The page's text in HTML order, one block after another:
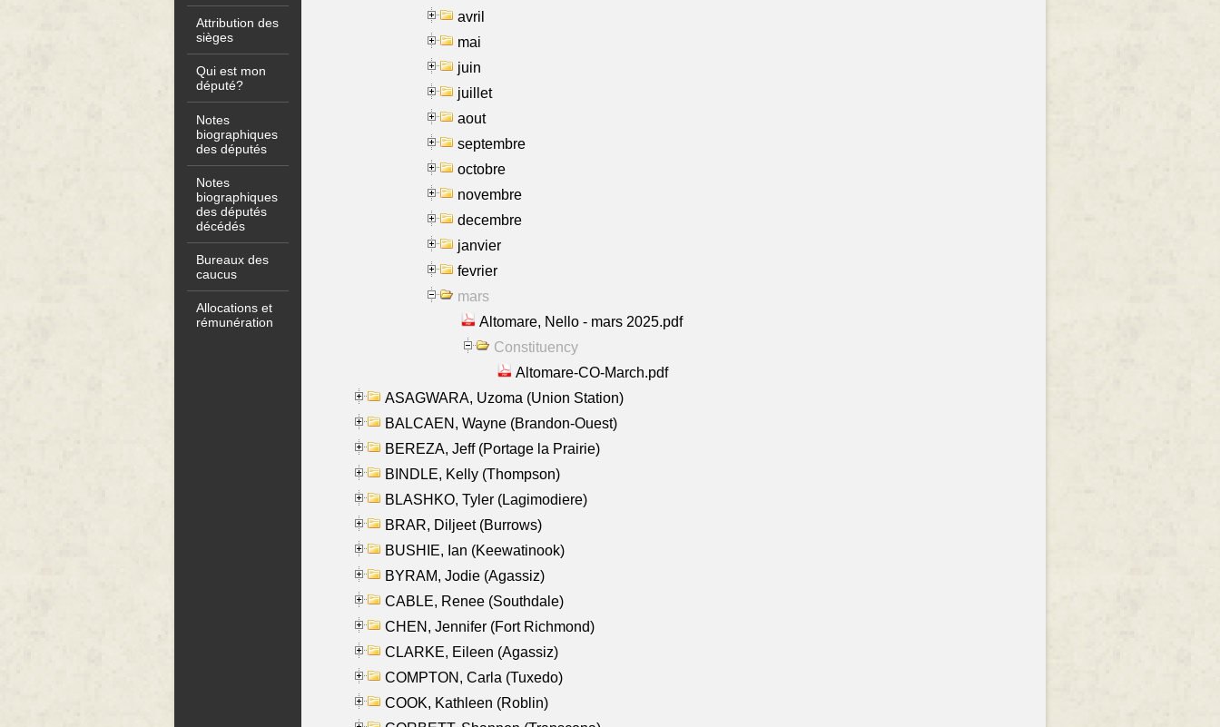
Attribution des
sièges
Qui est mon
député?
Notes
biographiques
des députés
Notes
biographiques
des députés
décédés
Bureaux des
caucus
Allocations et
rémunération
avril
mai
juin
juillet
aout
septembre
octobre
novembre
decembre
janvier
fevrier
mars
Altomare, Nello - mars 2025.pdf
Constituency
Altomare-CO-March.pdf
ASAGWARA, Uzoma (Union Station)
BALCAEN, Wayne (Brandon-Ouest)
BEREZA, Jeff (Portage la Prairie)
BINDLE, Kelly (Thompson)
BLASHKO, Tyler (Lagimodiere)
BRAR, Diljeet (Burrows)
BUSHIE, Ian (Keewatinook)
BYRAM, Jodie (Agassiz)
CABLE, Renee (Southdale)
CHEN, Jennifer (Fort Richmond)
CLARKE, Eileen (Agassiz)
COMPTON, Carla (Tuxedo)
COOK, Kathleen (Roblin)